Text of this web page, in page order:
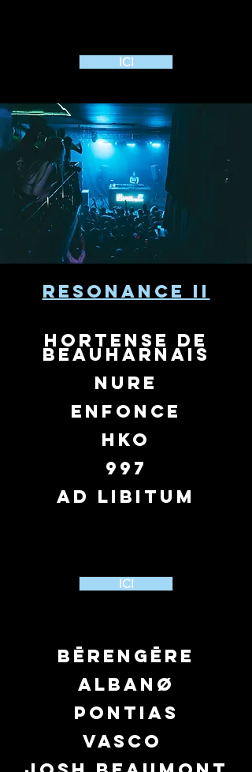
RESONANCE II
HORTENSE DE
BEAUHARNAIS
NURE
ENFONCe
hko
997
ad libitum
ICI
ICI
BĒRENGĒRE
ALBANØ
PONTIAS
VASCO